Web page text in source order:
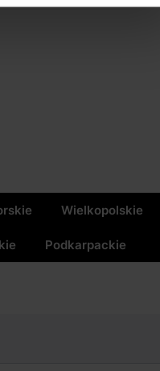
Wielkopolskie
Podkarpackie